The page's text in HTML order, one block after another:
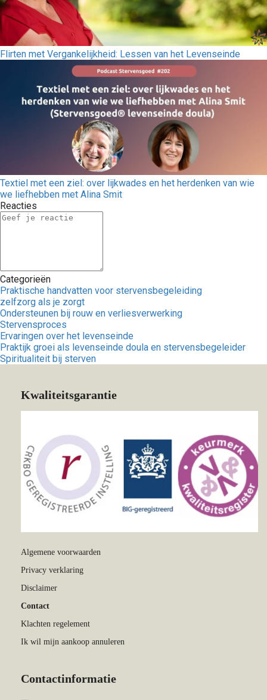
Flirten met Vergankelijkheid: Lessen van het Levenseinde
Textiel met een ziel: over lijkwades en het herdenken van wie
we liefhebben met Alina Smit
Reacties
Categorieën
Praktische handvatten voor stervensbegeleiding
zelfzorg als je zorgt
Ondersteunen bij rouw en verliesverwerking
Stervensproces
Ervaringen over het levenseinde
Praktijk groei als levenseinde doula en stervensbegeleider
Spiritualiteit bij sterven
Kwaliteitsgarantie
Algemene voorwaarden
Privacy verklaring
Disclaimer
Contact
Klachten regelement
Ik wil mijn aankoop annuleren
Contactinformatie